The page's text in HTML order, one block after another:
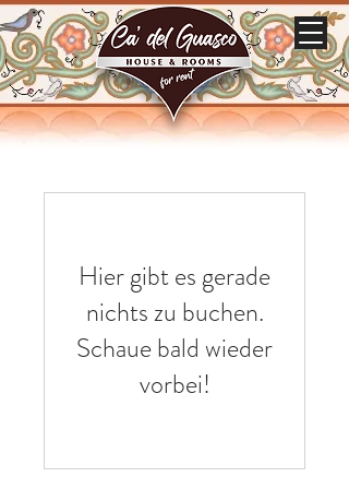
Hier gibt es gerade
nichts zu buchen.
Schaue bald wieder
vorbei!